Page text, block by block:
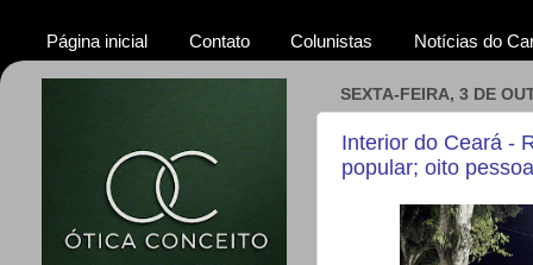
Página inicial Contato Colunistas Notícias do
SEXTA-FEIRA, 3 DE
Interior do Ceará -
popular; oito